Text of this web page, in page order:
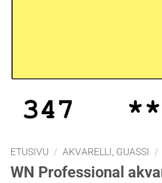
ETUSIVU / AKVARELLI, GUASSI /
WN Professional